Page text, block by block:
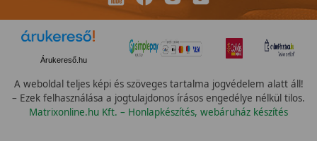
Árukereső.hu
A weboldal teljes képi és szöveges tartalma jogvédelem alatt áll!
– Ezek felhasználása a jogtulajdonos írásos engedélye nélkül tilos.
Matrixonline.hu Kft. – Honlapkészítés, webáruház készítés